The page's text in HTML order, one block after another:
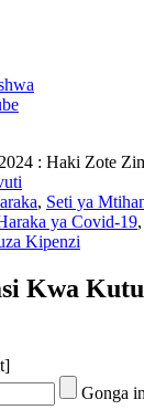
: Haki Zote
, Seti ya
ya Covid-19,
Kipenzi
Kwa
Gonga